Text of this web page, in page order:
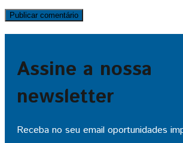
Assine a nossa
newsletter
Receba no seu email oportunidades